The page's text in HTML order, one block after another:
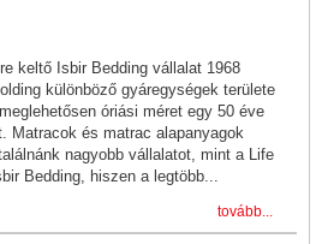
keltő Isbir Bedding vállalat 1968
különböző gyáregységek területe
óriási méret egy 50 éve
Matracok és matrac alapanyagok
nagyobb vállalatot, mint a Life
Bedding, hiszen a legtöbb...
tovább...